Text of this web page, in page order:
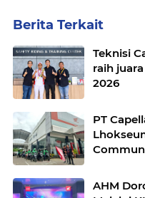
Berita Terkait
Teknisi
raih
2026
PT
AHM